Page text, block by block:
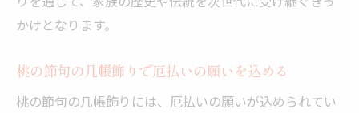
かけとなります。
桃の節句の几帳飾りで厄払いの願いを込める
桃の節句の几帳飾りには、厄払いの願いが込められてい